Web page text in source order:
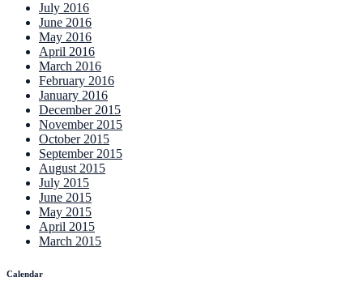
July 2016
June 2016
May 2016
April 2016
March 2016
February 2016
January 2016
December 2015
November 2015
October 2015
September 2015
August 2015
July 2015
June 2015
May 2015
April 2015
March 2015
Calendar